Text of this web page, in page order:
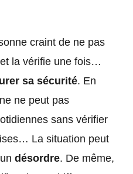
craint de ne pas
la vérifie une fois…
sa sécurité. En
ne peut pas
sans vérifier
La situation peut
désordre. De même,